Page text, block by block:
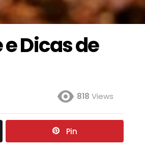
Dicas de
818 Views
Pin